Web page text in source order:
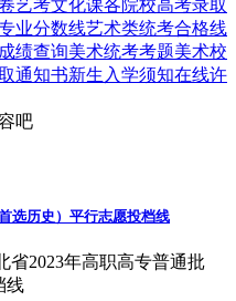
艺考文化课各院校高考录取
业分数线艺术类统考合格线
绩查询美术统考考题美术校
通知书新生入学须知在线许
吧
选历史）平行志愿投档线
省2023年高职高专普通批
线